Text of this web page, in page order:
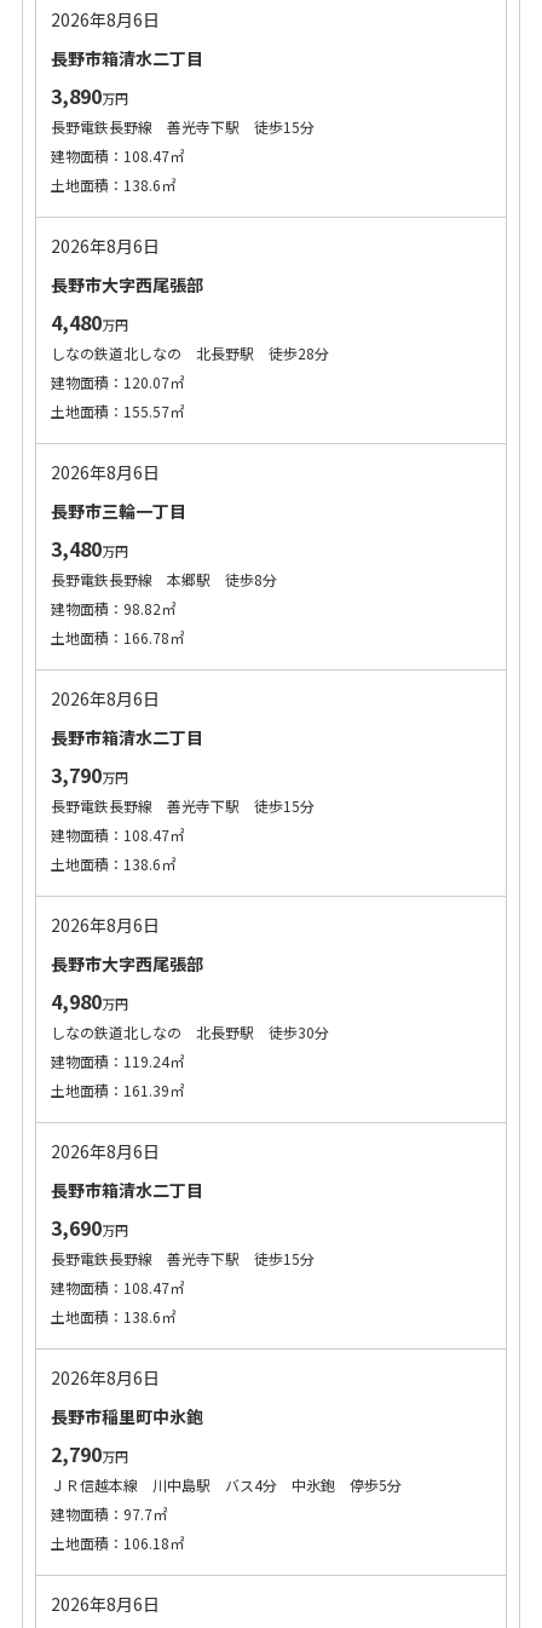
2026年8月6日
長野市箱清水二丁目
3,890万円
長野電鉄長野線 善光寺下駅 徒歩15分
建物面積：108.47㎡
土地面積：138.6㎡
2026年8月6日
長野市大字西尾張部
4,480万円
しなの鉄道北しなの 北長野駅 徒歩28分
建物面積：120.07㎡
土地面積：155.57㎡
2026年8月6日
長野市三輪一丁目
3,480万円
長野電鉄長野線 本郷駅 徒歩8分
建物面積：98.82㎡
土地面積：166.78㎡
2026年8月6日
長野市箱清水二丁目
3,790万円
長野電鉄長野線 善光寺下駅 徒歩15分
建物面積：108.47㎡
土地面積：138.6㎡
2026年8月6日
長野市大字西尾張部
4,980万円
しなの鉄道北しなの 北長野駅 徒歩30分
建物面積：119.24㎡
土地面積：161.39㎡
2026年8月6日
長野市箱清水二丁目
3,690万円
長野電鉄長野線 善光寺下駅 徒歩15分
建物面積：108.47㎡
土地面積：138.6㎡
2026年8月6日
長野市稲里町中氷鉋
2,790万円
ＪＲ信越本線 川中島駅 バス4分 中氷鉋 停歩5分
建物面積：97.7㎡
土地面積：106.18㎡
2026年8月6日